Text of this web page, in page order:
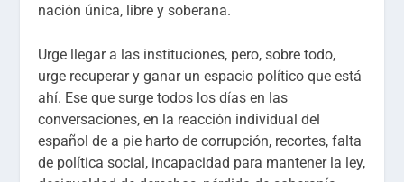
nación única, libre y soberana.
Urge llegar a las instituciones, pero, sobre todo,
urge recuperar y ganar un espacio político que está
ahí. Ese que surge todos los días en las
conversaciones, en la reacción individual del
español de a pie harto de corrupción, recortes, falta
de política social, incapacidad para mantener la ley,